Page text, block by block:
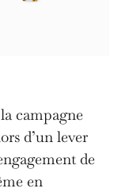
campagne
d’un lever
de
en